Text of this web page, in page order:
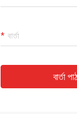
বার্তা